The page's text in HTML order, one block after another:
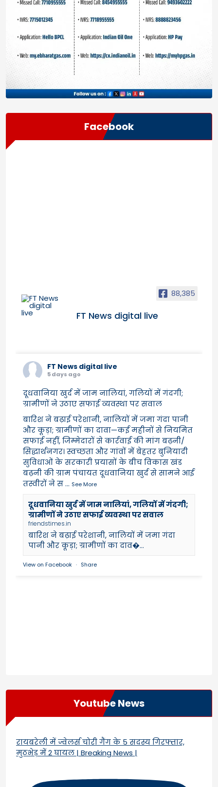
Facebook
88,385
FT News digital live
FT News digital live
5 days ago
दूधवानिया खुर्द में जाम नालियां, गलियों में गंदगी;
ग्रामीणों ने उठाए सफाई व्यवस्था पर सवाल
बारिश ने बढ़ाई परेशानी, नालियों में जमा गंदा पानी
और कूड़ा; ग्रामीणों का दावा—कई महीनों से नियमित
सफाई नहीं, जिम्मेदारों से कार्रवाई की मांग बढ़नी/
सिद्धार्थनगर। स्वच्छता और गांवों में बेहतर बुनियादी
सुविधाओं के सरकारी प्रयासों के बीच विकास खंड
बढ़नी की ग्राम पंचायत दूधवानिया खुर्द से सामने आई
तस्वीरों ने स... See More
दूधवानिया खुर्द में जाम नालियां, गलियों में गंदगी;
ग्रामीणों ने उठाए सफाई व्यवस्था पर सवाल
friendstimes.in
बारिश ने बढ़ाई परेशानी, नालियों में जमा गंदा
पानी और कूड़ा; ग्रामीणों का दाव�...
View on Facebook · Share
Youtube News
रायबरेली में ज्वेलर्स चोरी गैंग के 5 सदस्य गिरफ्तार,
मुठभेड़ में 2 घायल | Breaking News |